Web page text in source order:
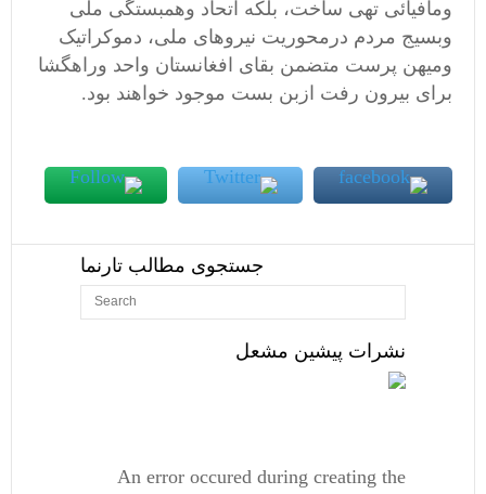
ومافیائی تهی ساخت‌، بلکه اتحاد وهمبستگی ملی
وبسیج مردم درمحوریت نیروهای ملی، دموکراتیک
ومیهن پرست متضمن بقای افغانستان واحد وراهگشا
برای بیرون رفت ازبن بست موجود خواهند بود.
جستجوی مطالب تارنما
نشرات پیشین مشعل
An error occured during creating the